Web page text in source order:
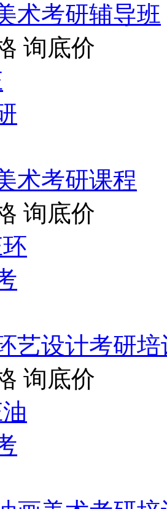
术考研辅导班
询底价
术考研课程
询底价
艺设计考研培
询底价